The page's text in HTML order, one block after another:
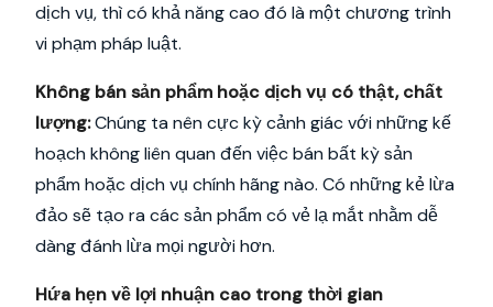
dịch vụ, thì có khả năng cao đó là một chương trình
vi phạm pháp luật.
Không bán sản phẩm hoặc dịch vụ có thật, chất
lượng:Chúng ta nên cực kỳ cảnh giác với những kế
hoạch không liên quan đến việc bán bất kỳ sản
phẩm hoặc dịch vụ chính hãng nào. Có những kẻ lừa
đảo sẽ tạo ra các sản phẩm có vẻ lạ mắt nhằm dễ
dàng đánh lừa mọi người hơn.
Hứa hẹn về lợi nhuận cao trong thời gian